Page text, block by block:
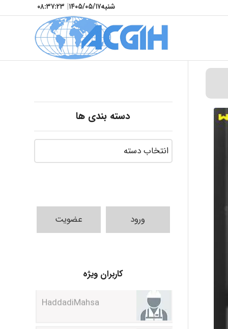
شنبه۱۴۰۵/۰۵/۱۷| ۰۸:۳۷:۲۵
دسته بندی ها
ورود عضویت
کاربران ویژه
Niloofar